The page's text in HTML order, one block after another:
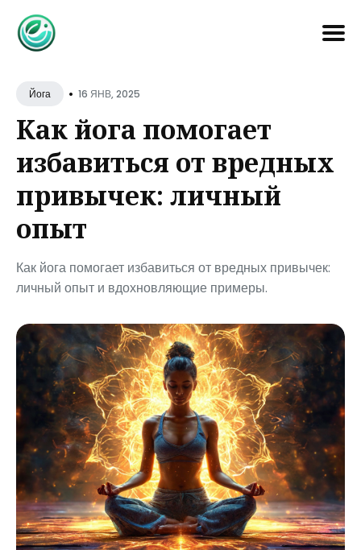
forЙога • 16 ЯНВ, 2025
Как йога помогает
избавиться от вредных
привычек: личный
опыт
Как йога помогает избавиться от вредных привычек:
личный опыт и вдохновляющие примеры.